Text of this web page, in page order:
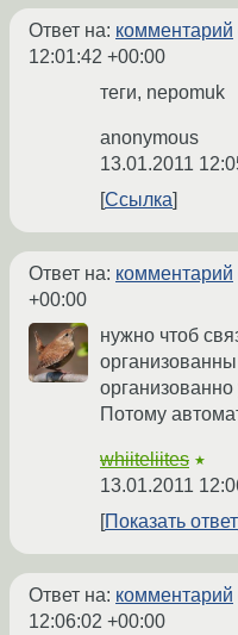
Ответ на: комментарий
12:01:42 +00:00
теги, nepomuk
anonymous
13.01.2011
Ссылка
Ответ на: комментарий
+00:00
нужно чтоб
Потому
whiiteliites ★
13.01.2011
Показать ответ
Ответ на: комментарий
12:06:02 +00:00